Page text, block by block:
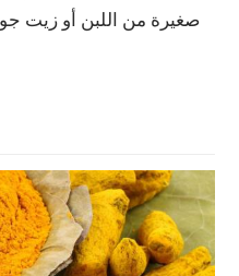
صغيرة من اللبن أو زيت